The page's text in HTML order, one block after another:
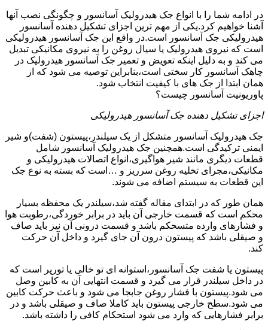
در ادامه شما را با انواع جک هیدرولیک آسانسور و چگونگی نصب آنها
آشنا خواهیم کرد.یکی از مهم ترین اجزای تشکیل دهنده آسانسور
هیدرولیکی جک آسانسور است.در واقع این جک آسانسور هیدرولیکی
است که نیروی هیدرولیک یا سیال روغن را به نیروی مکانیکی تبدیل
می کند و به دلیل اینکه تعویض و تعمیر جک آسانسور هیدرولیک در
چاهک آسانسور کار سختی است،بنابراین توصیه می شود که از
همان ابتدا از جک های با کیفیت انتخاب شود.
پاوریونیت آسانسور چیست؟
اجزای تشکیل دهنده جک آسانسور هیدرولیکی
جک هیدرولیک آسانسور متشکل از یک سیلندر،پیستون (شفت)و شیر
ایمنی ترکیدگی است.همچنین جک هیدرولیک آسانسور شامل
قطعات دیگری مانند شیر هواگیری،انواع اتصالات هیدرولیکی و
مکانیکی،مجرای تخلیه روغن سرریز و …است که بسته به نوع جک
این قطعات به سیستم اضافه می شوند.
همان طور که در ابتدای مقاله گفته شد،سیلندر یک محفظه بسیار
محکم است که قسمت خارجی آن باید در برابر خوردگی،رطوبت هوا
و فشارهای وارده متسحکم باشد و قسمت درونی آن نیز باید صاف
و صیقلی باشد که پیستون درون آن جای گیرد و داخل آن حرکت
کند.
پیستون یا شفت جک آسانسور،استوانه ای تو خالی یا تورپر است که
در داخل سیلندر قرار می گیرد و قسمت انتهایی آن به کابین وصل
می شود.پیستون با فشار روغن جابجا می شود و باعث حرکت کابین
می شود.سطح خارجی پیستون باید کاملا صاف و صیقلی باشد و در
برابر فشارهایی که وارد می شود استحکام کافی را داشته باشد.